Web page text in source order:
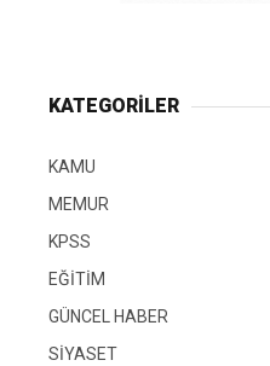
KATEGORİLER
KAMU
MEMUR
KPSS
EĞİTİM
GÜNCEL HABER
SİYASET